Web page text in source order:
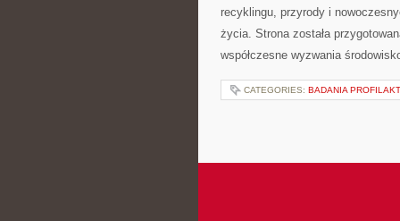
CATEGORIES:INSPIRACJE I
PRZYRODA I